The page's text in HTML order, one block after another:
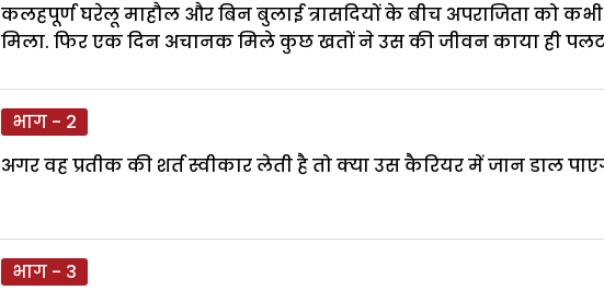
कलहपूर्ण घरेलू माहौल और बिन बुलाई त्रासदियों के बीच अपराजिता को
मिला. फिर एक दिन अचानक मिले कुछ खतों ने उस की जीवन काया ही
भाग - 2
अगर वह प्रतीक की शर्त स्वीकार लेती है तो क्या उस कैरियर में जान डाल
भाग - 3